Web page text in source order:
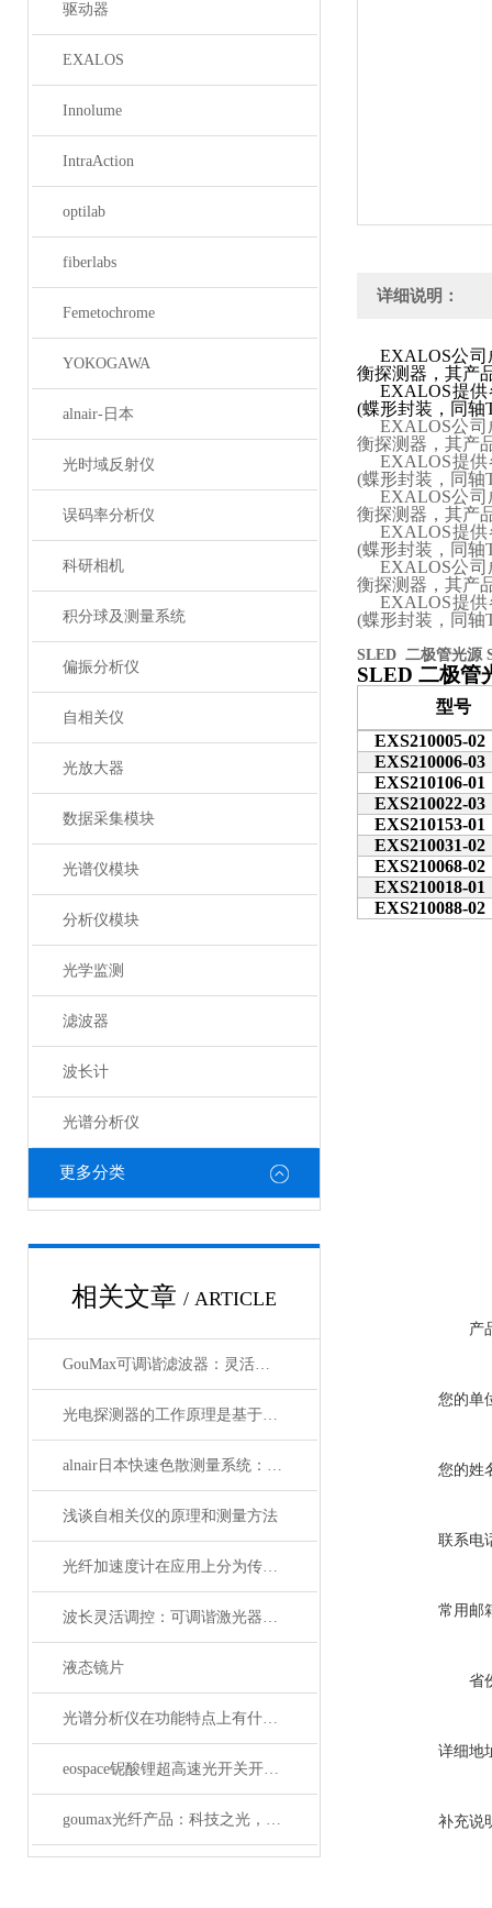
驱动器
EXALOS
Innolume
IntraAction
optilab
fiberlabs
Femetochrome
YOKOGAWA
alnair-日本
光时域反射仪
误码率分析仪
科研相机
积分球及测量系统
偏振分析仪
自相关仪
光放大器
数据采集模块
光谱仪模块
分析仪模块
光学监测
滤波器
波长计
光谱分析仪
更多分类
相关文章 / ARTICLE
GouMax可调谐滤波器：灵活性与性能的结合
光电探测器的工作原理是基于光电效应
alnair日本快速色散测量系统：精准捕捉光学世界的瞬息万变
浅谈自相关仪的原理和测量方法
光纤加速度计在应用上分为传光型的和传感型
波长灵活调控：可调谐激光器在WDM系统中的应用解析
液态镜片
光谱分析仪在功能特点上有什么杰出表现？
eospace铌酸锂超高速光开关开启通信新时代
goumax光纤产品：科技之光，照亮光通信未来
详细说明：
EXALOS公司
衡探测器，其产
EXALOS提
(蝶形封装，同轴
EXALOS公司
衡探测器，其产
EXALOS提供
(蝶形封装，同轴
EXALOS公司
衡探测器，其产
EXALOS提供
(蝶形封装，同轴
EXALOS公司
衡探测器，其产
EXALOS提供
(蝶形封装，同轴
SLED 二极管光源
SLED 二极管
型号
EXS210005-02
EXS210006-03
EXS210106-01
EXS210022-03
EXS210153-01
EXS210031-02
EXS210068-02
EXS210018-01
EXS210088-02
产
您的单
您的姓
联系电
常用邮
省
详细地
补充说